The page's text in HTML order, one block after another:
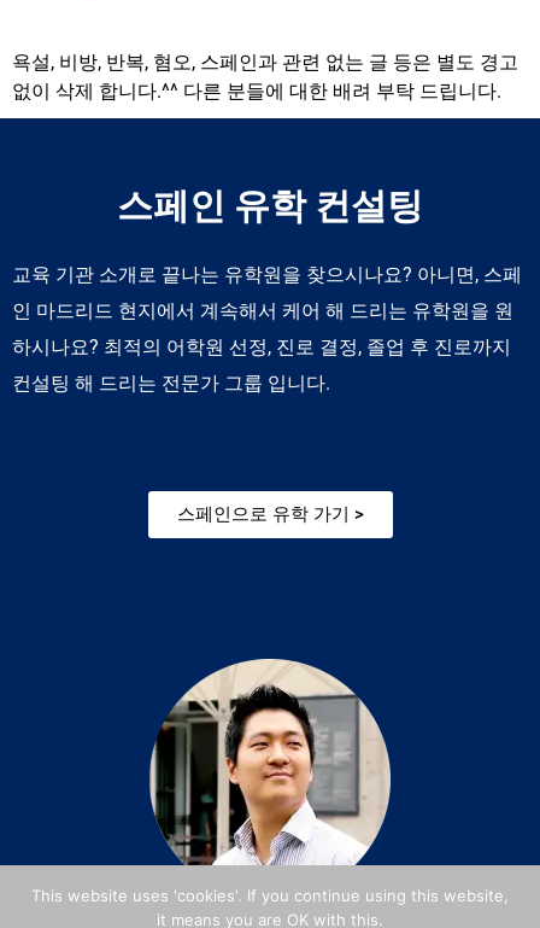
욕설, 비방, 반복, 혐오, 스페인과 관련 없는 글 등은 별도 경고
없이 삭제 합니다.^^ 다른 분들에 대한 배려 부탁 드립니다.
스페인 유학 컨설팅
교육 기관 소개로 끝나는 유학원을 찾으시나요? 아니면, 스페
인 마드리드 현지에서 계속해서 케어 해 드리는 유학원을 원
하시나요? 최적의 어학원 선정, 진로 결정, 졸업 후 진로까지
컨설팅 해 드리는 전문가 그룹 입니다.
스페인으로 유학 가기 >
This website uses 'cookies'. If you continue using this website,
it means you are OK with this.